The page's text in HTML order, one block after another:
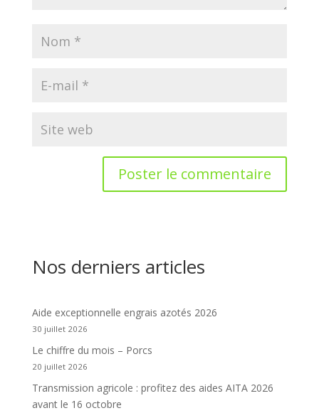
Nos derniers articles
Aide exceptionnelle engrais azotés 2026
30 juillet 2026
Le chiffre du mois – Porcs
20 juillet 2026
Transmission agricole : profitez des aides AITA 2026
avant le 16 octobre